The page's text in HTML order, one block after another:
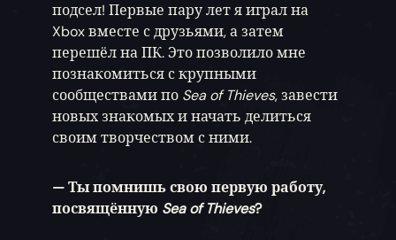
подсел! Первые пару лет я играл на
Xbox вместе с друзьями, а затем
перешёл на ПК. Это позволило мне
познакомиться с крупными
сообществами по Sea of Thieves, завести
новых знакомых и начать делиться
своим творчеством с ними.
— Ты помнишь свою первую работу,
посвящённую Sea of Thieves?